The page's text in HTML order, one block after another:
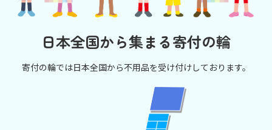
日本全国から集まる寄付の輪
寄付の輪では日本全国から不用品を受け付けしております。